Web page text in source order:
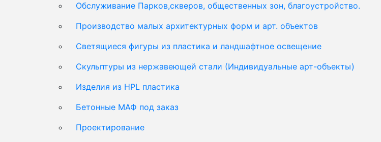
Обслуживание Парков,скверов, общественных зон, благоустройство.
Производство малых архитектурных форм и арт. объектов
Светящиеся фигуры из пластика и ландшафтное освещение
Скульптуры из нержавеющей стали (Индивидуальные арт-объекты)
Изделия из HPL пластика
Бетонные МАФ под заказ
Проектирование